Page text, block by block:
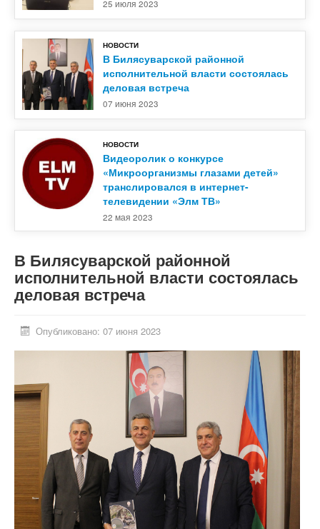
25 июля 2023
НОВОСТИ
В Билясуварской районной
исполнительной власти состоялась
деловая встреча
07 июня 2023
НОВОСТИ
Видеоролик о конкурсе
«Микроорганизмы глазами детей»
транслировался в интернет-
телевидении «Элм ТВ»
22 мая 2023
В Билясуварской районной
исполнительной власти состоялась
деловая встреча
Опубликовано: 07 июня 2023